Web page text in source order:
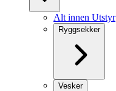
Alt innen Utstyr
Ryggsekker
Vesker